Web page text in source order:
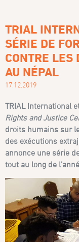
TRIAL
SÉRIE DE
CONTRE LES
AU NÉPAL
17.12.2019
TRIAL International
Rights and Justice
droits humains sur
des exécutions
annonce une série
tout au long de